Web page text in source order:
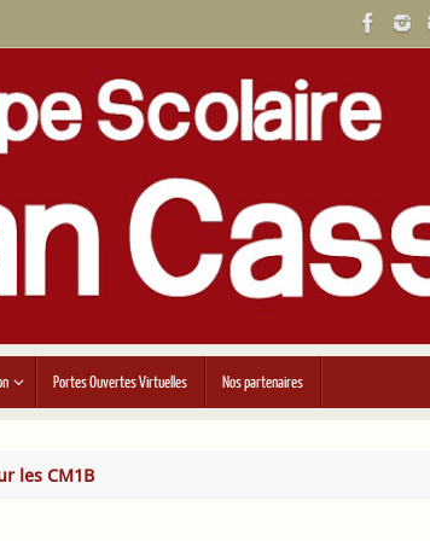
Portes Ouvertes Virtuelles Nos partenaires
les CM1B